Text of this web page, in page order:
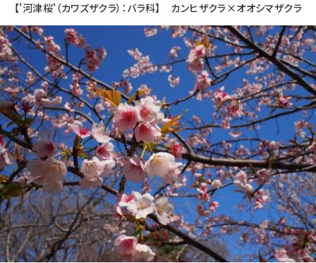
【'河津桜'（カワズザクラ）：バラ科】 カンヒザクラ×オオシマザクラ